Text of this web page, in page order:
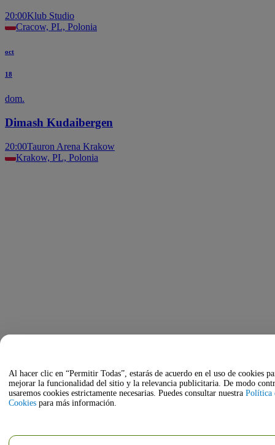
20:00Klub Studio
Cracow, PL, Polonia
oct
18
dom.
Dimash Kudaibergen
20:00Tauron Arena Krakow
Krakow, PL, Polonia
Al hacer clic en “Permitir Todas”, estarás de acuerdo en el uso de cookies
mejorar la funcionalidad del sitio y la relevancia publicitaria. De modo
usaremos cookies estrictamente necesarias. Puedes consultar nuestra Política
Cookies para más información.